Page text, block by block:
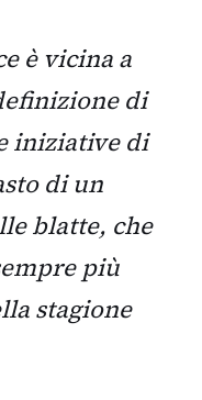
è vicina a
di
iniziative di
di un
blatte, che
più
stagione